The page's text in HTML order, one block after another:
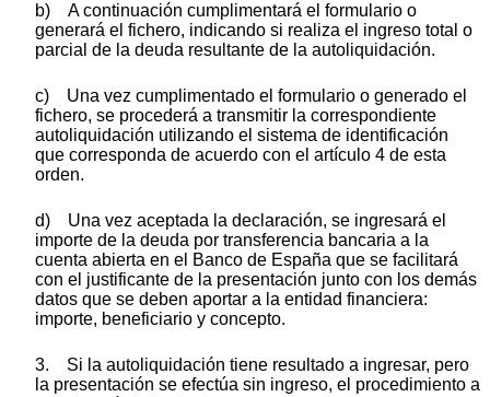
b) A continuación cumplimentará el formulario o
generará el fichero, indicando si realiza el ingreso total o
parcial de la deuda resultante de la autoliquidación.
c) Una vez cumplimentado el formulario o generado el
fichero, se procederá a transmitir la correspondiente
autoliquidación utilizando el sistema de identificación
que corresponda de acuerdo con el artículo 4 de esta
orden.
d) Una vez aceptada la declaración, se ingresará el
importe de la deuda por transferencia bancaria a la
cuenta abierta en el Banco de España que se facilitará
con el justificante de la presentación junto con los demás
datos que se deben aportar a la entidad financiera:
importe, beneficiario y concepto.
3. Si la autoliquidación tiene resultado a ingresar, pero
la presentación se efectúa sin ingreso, el procedimiento a